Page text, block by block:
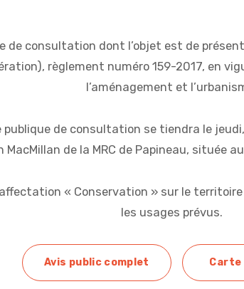
de consultation dont l’objet est de
règlement numéro 159-2017, en
l’aménagement et
publique de consultation se tiendra le jeudi,
MacMillan de la MRC de Papineau, située
« Conservation » sur le
les usages prévus.
Avis public complet Carte